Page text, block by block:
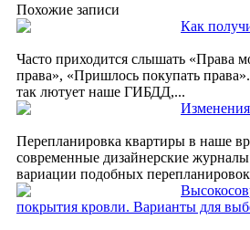
Похожие записи
Как
Часто приходится слышать «Права
права», «Пришлось покупать
так лютует наше ГИБДД,...
Перепланировка квартиры в наше
современные дизайнерские
вариации подобных
покрытия кровли. Варианты для